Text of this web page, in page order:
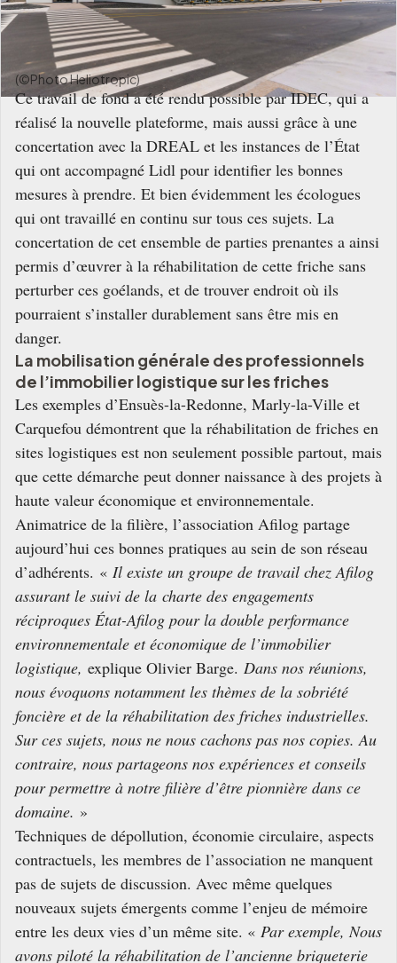
(©Photo Heliotropic)
Ce travail de fond a été rendu possible par IDEC, qui a
réalisé la nouvelle plateforme, mais aussi grâce à une
concertation avec la DREAL et les instances de l’État
qui ont accompagné Lidl pour identifier les bonnes
mesures à prendre. Et bien évidemment les écologues
qui ont travaillé en continu sur tous ces sujets. La
concertation de cet ensemble de parties prenantes a ainsi
permis d’œuvrer à la réhabilitation de cette friche sans
perturber ces goélands, et de trouver endroit où ils
pourraient s’installer durablement sans être mis en
danger.
La mobilisation générale des professionnels
de l’immobilier logistique sur les friches
Les exemples d’Ensuès-la-Redonne, Marly-la-Ville et
Carquefou démontrent que la réhabilitation de friches en
sites logistiques est non seulement possible partout, mais
que cette démarche peut donner naissance à des projets à
haute valeur économique et environnementale.
Animatrice de la filière, l’association Afilog partage
aujourd’hui ces bonnes pratiques au sein de son réseau
d’adhérents. « Il existe un groupe de travail chez Afilog
assurant le suivi de la charte des engagements
réciproques État-Afilog pour la double performance
environnementale et économique de l’immobilier
logistique, explique Olivier​ Barge. Dans nos réunions,
nous évoquons notamment les thèmes de la sobriété
foncière et de la réhabilitation des friches industrielles.
Sur ces sujets, nous ne nous cachons pas nos copies. Au
contraire, nous partageons nos expériences et conseils
pour permettre à notre filière d’être pionnière dans ce
domaine. »
Techniques de dépollution, économie circulaire, aspects
contractuels, les membres de l’association ne manquent
pas de sujets de discussion. Avec même quelques
nouveaux sujets émergents comme l’enjeu de mémoire
entre les deux vies d’un même site. « Par exemple, Nous
avons piloté la réhabilitation de l’ancienne briqueterie